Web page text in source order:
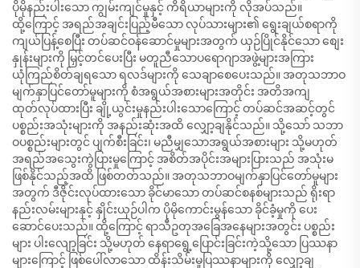
ပိုမိုနည်းပါးသော ကျွမ်းကျင်မှုနှင့် ကိရိယာများကို လိုအပ်သည်။
ထို့ကြောင့် အရည်အချင်းပြည့်မီသော လုပ်သားများ၏ ရွေးချယ်စရာကို
ကျယ်ပြန့်စေပြီး တပ်ဆင်ဝန်ဆောင်မှုများအတွက် ယှဉ်ပြိုင်နိုင်သော စျေး
နှုန်းများကို မြှင့်တင်ပေးပြီး မတူညီသောပရောဂျာအဖွဲ့များအကြား
ယုံကြည်စိတ်ချရသော ရလဒ်များကို သေချာစေပေးသည်။ အတုသဘာဝ
မျက်နှာပြင်တော်မူများကို စံအရွယ်အစားများအတိုင်း အတိအကျ
ထုတ်လုပ်ထားပြီး ချို့ယွင်းမှုနည်းပါးသောကြောင့် တပ်ဆင်အဆင့်တွင်
ပစ္စည်းအသုံးများကို အနည်းဆုံးအထိ လျှော့ချနိုင်သည်။ သို့သော် သဘာ
ဝပစ္စည်းများတွင် ပျက်စီးခြင်း၊ မညီမျှသောအရွယ်အစားများ သို့မဟုတ်
အရည်အသွေးကွဲပြားမှုကြောင့် အစိတ်အပိုင်းအများပြားသည် အသုံးမ
ဖြစ်နိုင်သည့်အထိ ဖြစ်တတ်သည်။ အတုသဘာဝမျက်နှာပြင်တော်မူများ
အတွက် ဒီဇိုင်းလုပ်ထားသော ခိုင်မာသော တပ်ဆင်စနစ်များသည် ရိုးရာ
နည်းလမ်းများနှင့် နှိုင်းယှဉ်ပါက ပိုမိုကောင်းမွန်သော ခိုင်ခံ့မှုကို ပေး
ဆောင်ပေးသည်။ ထို့ကြောင့် ရာသီဥတုအခြေအနေများအတွင်း ပစ္စည်း
များ ပါးလျော့ခြင်း သို့မဟုတ် နေရာရွေ့ပြောင်းခြင်းကဲ့သို့သော ပြဿနာ
များကြောင့် ဖြစ်ပေါ်လာသော ထိန်းသိမ်းမှုပြဿနာများကို လျှော့ချ